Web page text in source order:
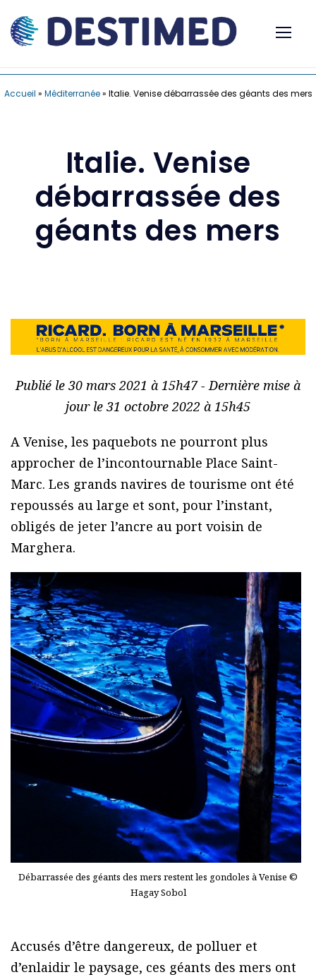
Accueil » Méditerranée» Italie. Venise débarrassée des géants des mers
Italie. Venise
débarrassée des
géants des mers
Publié le 30 mars 2021 à 15h47 - Dernière mise à
jour le 31 octobre 2022 à 15h45
A Venise, les paquebots ne pourront plus
approcher de l’incontournable Place Saint-
Marc. Les grands navires de tourisme ont été
repoussés au large et sont, pour l’instant,
obligés de jeter l’ancre au port voisin de
Marghera.
Débarrassée des géants des mers restent les gondoles à Venise ©
Hagay Sobol
Accusés d’être dangereux, de polluer et
d’enlaidir le paysage, ces géants des mers ont